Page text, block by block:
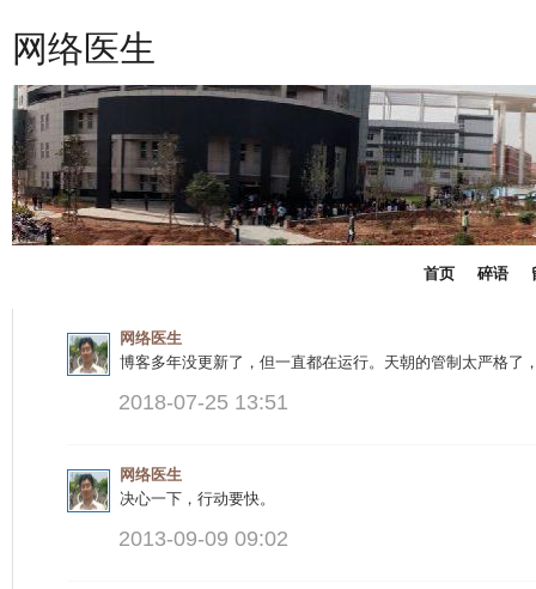
网络医生
首页 碎语
网络医生
博客多年没更新了，但一直都在运行。天朝的管制太严格了
2018-07-25 13:51
网络医生
决心一下，行动要快。
2013-09-09 09:02